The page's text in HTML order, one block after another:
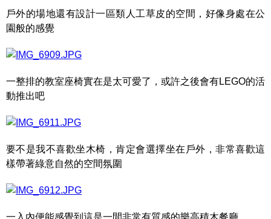
戶外的場地還有設計一區類人工草皮的空間，好像身處在公
園般的感覺
一整排的教室座椅實在是太可愛了，或許之後會有LEGO的活
動推出吧
要不是我不喜歡坐木椅，肯定會選擇坐在戶外，非常喜歡這
樣帶著綠意自然的空間氛圍
一入內便能感覺到這是一間非常有質感的樂高積木餐廳